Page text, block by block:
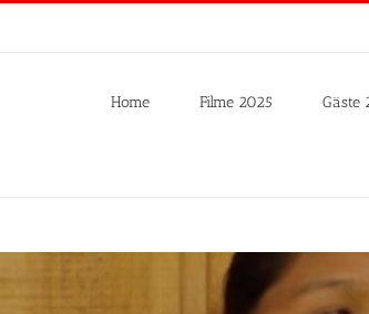
Home Filme 2025 Gäste